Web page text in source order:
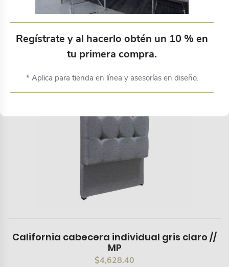
Productos relacionados
California cabecera individual gris claro //
MP
$4,628.40
Regístrate y al hacerlo obtén un 10 % en
tu primera compra.
* Aplica para tienda en línea y asesorías en diseño.